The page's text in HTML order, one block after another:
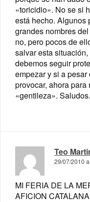
«toricidio». No se si
está hecho. Algunos
grandes nombres
no, pero pocos de
salvar esta
debemos seguir
empezar y si a
provocar, ahora
«gentileza». Saludos.
Teo
29/07/2010
MI FERIA DE LA
AFICION CATALANA